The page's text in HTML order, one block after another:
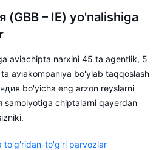
(GBB – IE) yo'nalishiga
aviachipta narxini 45 ta agentlik, 5
aviakompaniya bo'ylab taqqoslash
bo'yicha eng arzon reyslarni
samolyotiga chiptalarni qayerdan
to'g'ridan-to'g'ri parvozlar